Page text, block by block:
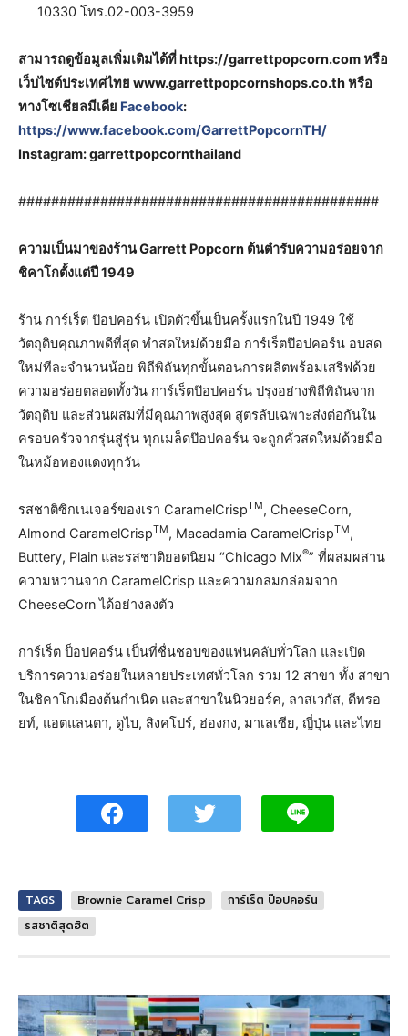
10330 โทร.02-003-3959
สามารถดูข้อมูลเพิ่มเติมได้ที่ https://garrettpopcorn.com หรือ
เว็บไซต์ประเทศไทย www.garrettpopcornshops.co.th หรือ
ทางโซเชียลมีเดีย Facebook:
https://www.facebook.com/GarrettPopcornTH/
Instagram: garrettpopcornthailand
############################################
ความเป็นมาของร้านGarrett Popcorn ต้นตำรับความอร่อยจาก
ชิคาโกตั้งแต่ปี1949
ร้าน การ์เร็ต ป๊อปคอร์น เปิดตัวขึ้นเป็นครั้งแรกในปี 1949 ใช้
วัตถุดิบคุณภาพดีที่สุด ทำสดใหม่ด้วยมือ การ์เร็ตป๊อปคอร์น อบสด
ใหม่ทีละจำนวนน้อย พิถีพิถันทุกขั้นตอนการผลิตพร้อมเสริฟด้วย
ความอร่อยตลอดทั้งวัน การ์เร็ตป๊อปคอร์น ปรุงอย่างพิถีพิถันจาก
วัตถุดิบ และส่วนผสมที่มีคุณภาพสูงสุด สูตรลับเฉพาะส่งต่อกันใน
ครอบครัวจากรุ่นสู่รุ่น ทุกเมล็ดป๊อปคอร์น จะถูกคั่วสดใหม่ด้วยมือ
ในหม้อทองแดงทุกวัน
รสชาติซิกเนเจอร์ของเรา CaramelCrispTM, CheeseCorn,
Almond CaramelCrispTM, Macadamia CaramelCrispTM,
Buttery, Plain และรสชาติยอดนิยม “Chicago Mix®” ที่ผสมผสาน
ความหวานจาก CaramelCrisp และความกลมกล่อมจาก
CheeseCorn ได้อย่างลงตัว
การ์เร็ต ป็อปคอร์น เป็นที่ชื่นชอบของแฟนคลับทั่วโลก และเปิด
บริการความอร่อยในหลายประเทศทั่วโลก รวม 12 สาขา ทั้ง สาขา
ในชิคาโกเมืองต้นกำเนิด และสาขาในนิวยอร์ค, ลาสเวกัส, ดีทรอ
ยท์, แอตแลนตา, ดูไบ, สิงคโปร์, ฮ่องกง, มาเลเซีย, ญี่ปุ่น และไทย
TAGS Brownie Caramel Crisp
การ์เร็ต ป๊อปคอร์น
รสชาติสุดฮิต